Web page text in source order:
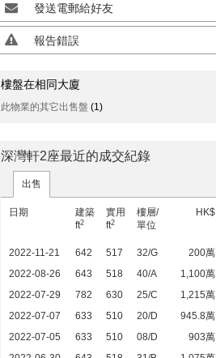
發送電郵給好友
報告錯誤
樓盤在相同大廈
此物業的其它出售盤 (1)
深灣軒2座最近的成交紀錄
出售
日期
建築
ft2
實用
ft2
樓層/
單位
HK$
2022-11-21 642 517 32/G
200萬
2022-08-26
643 518 40/A
1,100萬
2022-07-29
782 630 25/C
1,215萬
2022-07-07
633 510 20/D
945.8萬
2022-07-05
633 510 08/D
903萬